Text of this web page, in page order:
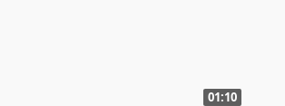
01:10